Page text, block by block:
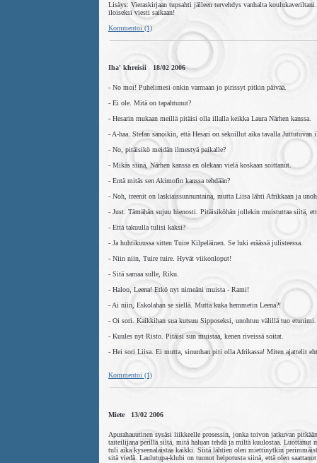
Lisäys: Vieraskirjaan tupsahti jälleen tervehdys vanhalta
iloiseksi viesti saikaan!
Kommentoi (1)
Iha' khreisii 18/02 2006
- No moi! Puhelimesi onkin varmaan jo pirissyt pitkin päivää.
- Ei ole. Mitä on tapahtunut?
- Hesarin mukaan meillä pitäisi olla illalla keikka Laura Närhen kanssa.
- A-haa. Stefan sanoikin, että Hesari on sekoillut aika tavalla Juttutuvan
- No, pitäisikö meidän ilmestyä paikalle?
- Mikäs siinä, Närhen kanssa en olekaan vielä koskaan soittanut.
- Entä mitäs sen Akimofin kanssa tehdään?
- Noh, treenit on laskiaissunnuntaina, mutta Liisa lähti Afrikkaan ja
- Just. Tämähän sujuu hienosti. Pitäisiköhän jollekin muistuttaa siitä,
- Että takuulla tulisi kaksi?
- Ja huhtikuussa sitten Tuire Kilpeläinen. Se luki eräässä julisteessa.
- Niin niin, Tuire tuire. Hyvät viikonloput!
- Sitä samaa sulle, Riku.
- Haloo, Leena! Etkö nyt nimeäni muista - Rami!
- Ai niin, Eskolahan se siellä. Mutta kuka hemmetin Leena?!
- Oi sori. Kaikkihan sua kutsuu Sipposeksi, unohtuu välillä tuo
- Kuules nyt Risto. Pitäisi sun muistaa, kenen riveissä soitat.
- Hei sori Liisa. Ei mutta, sinunhan piti olla Afrikassa! Miten ajattelit
Kommentoi (1)
Miete 13/02 2006
Apurahauutinen sysäsi liikkeelle prosessin, jonka toivon jatkuvan
taiteilijana perillä siitä, mitä haluan tehdä ja miltä kuulostaa.
tuli aika kyseenalaistaa kaikki. Siitä lähtien olen miettinytkin
sitä viedä. Laulutupa-klubi on tuonut helpotusta siinä, että olen